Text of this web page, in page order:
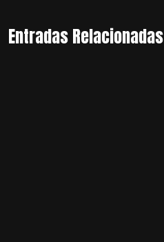
Entradas Relacionadas